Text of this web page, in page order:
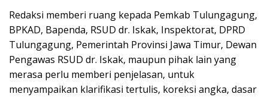
Redaksi memberi ruang kepada Pemkab Tulungagung,
BPKAD, Bapenda, RSUD dr. Iskak, Inspektorat, DPRD
Tulungagung, Pemerintah Provinsi Jawa Timur, Dewan
Pengawas RSUD dr. Iskak, maupun pihak lain yang
merasa perlu memberi penjelasan, untuk
menyampaikan klarifikasi tertulis, koreksi angka, dasar